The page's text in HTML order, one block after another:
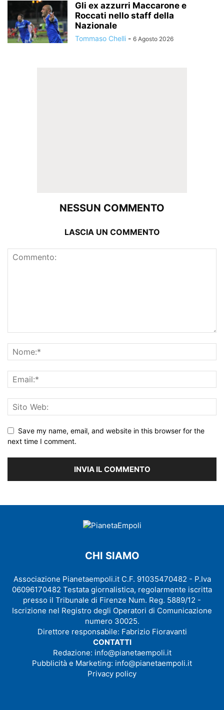
Gli ex azzurri Maccarone e
Roccati nello staff della
Nazionale
Tommaso Chelli - 6 Agosto 2026
NESSUN COMMENTO
LASCIA UN COMMENTO
Save my name, email, and website in this browser for the
next time I comment.
CHI SIAMO
Associazione Pianetaempoli.it C.F. 91035470482 - P.Iva
06096170482 Testata giornalistica, regolarmente iscritta
presso il Tribunale di Firenze Num. Reg. 5889/12 -
Iscrizione nel Registro degli Operatori di Comunicazione
numero 30025.
Direttore responsabile: Fabrizio Fioravanti
CONTATTI
Redazione: info@pianetaempoli.it
Pubblicità e Marketing: info@pianetaempoli.it
Privacy policy